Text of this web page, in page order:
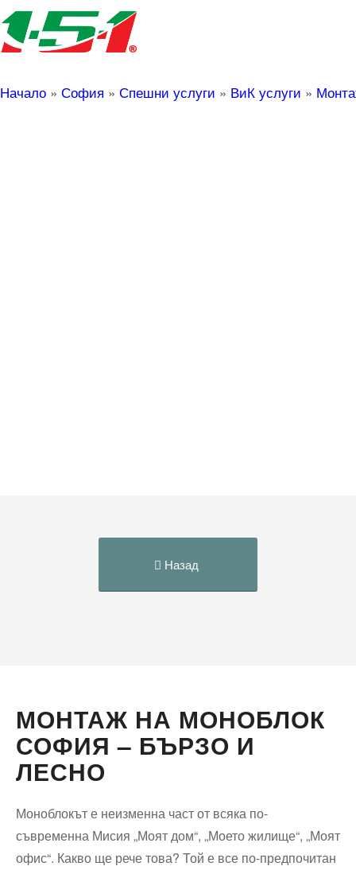
Начало » София » Спешни услуги » ВиК услуги »
Назад
МОНТАЖ НА МОНОБЛОК
СОФИЯ – БЪРЗО И
ЛЕСНО
Моноблокът е неизменна част от всяка по-
съвременна Мисия „Моят дом“, „Моето жилище“, „Моят
офис“. Какво ще рече това? Той е все по-предпочитан